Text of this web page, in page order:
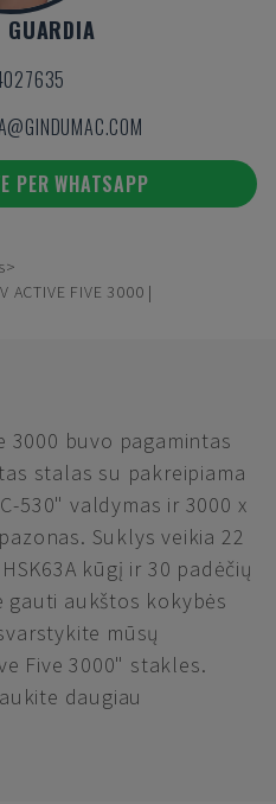
GUARDIA
PER WHATSAPP
FIVE 3000 |
3000 buvo pagamintas
stalas su pakreipiama
530" valdymas ir 3000 x
Suklys veikia 22
kūgį ir 30 padėčių
aukštos kokybės
mūsų
Five 3000" stakles.
daugiau